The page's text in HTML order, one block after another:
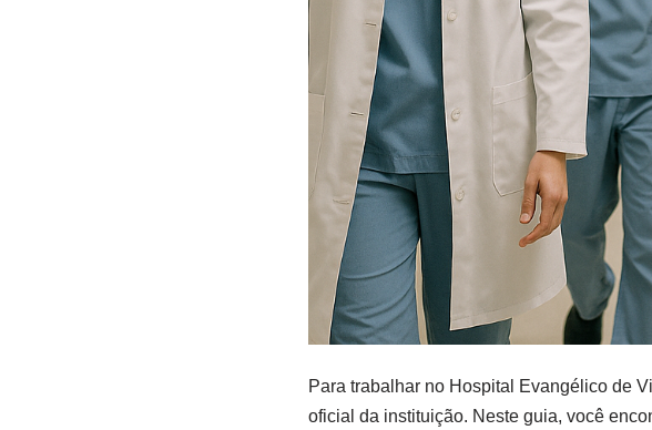
Para trabalhar no Hospital Evangélico de
oficial da instituição. Neste guia, você